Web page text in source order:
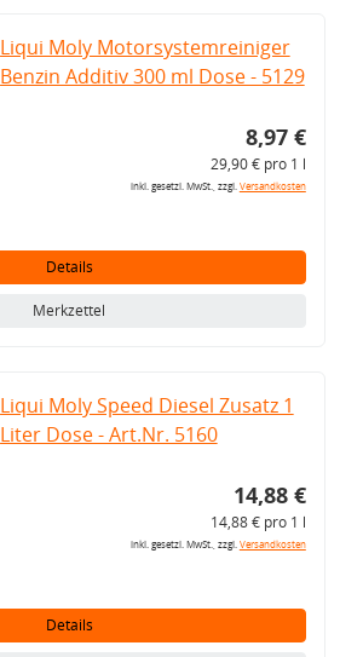
Liqui Moly Motorsystemreiniger
Benzin Additiv 300 ml Dose - 5129
8,97 €
29,90 € pro 1 l
inkl. gesetzl. MwSt., zzgl.Versandkosten
Details
Merkzettel
Liqui Moly Speed Diesel Zusatz 1
Liter Dose - Art.Nr. 5160
14,88 €
14,88 € pro 1 l
inkl. gesetzl. MwSt., zzgl.Versandkosten
Details